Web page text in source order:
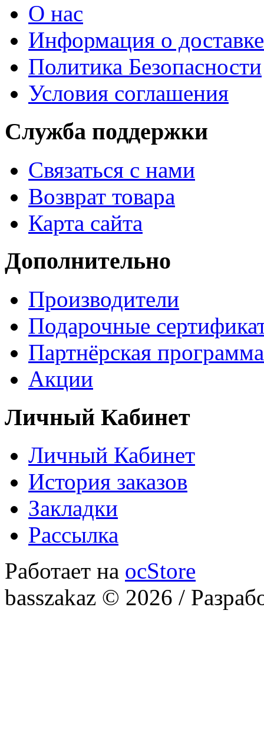
О нас
Информация о доставке
Политика Безопасности
Условия соглашения
Служба поддержки
Связаться с нами
Возврат товара
Карта сайта
Дополнительно
Производители
Подарочные
Партнёрская программа
Акции
Личный Кабинет
Личный Кабинет
История заказов
Закладки
Рассылка
Работает на ocStore
basszakaz © 2026 /